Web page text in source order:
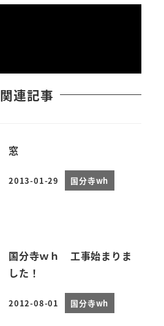
関連記事
窓
投稿日
2013-01-29 国分寺wh
国分寺ｗｈ 工事始まりま
した！
投稿日
2012-08-01 国分寺wh